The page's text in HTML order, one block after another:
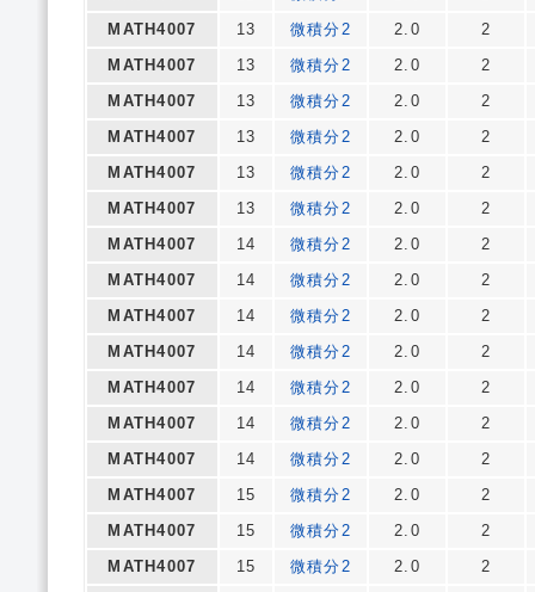
MATH4007
13 微積分2 2.0
2
MATH4007
13 微積分2 2.0
2
MATH4007
13 微積分2 2.0
2
MATH4007
13 微積分2 2.0
2
MATH4007
13 微積分2 2.0
2
MATH4007
13 微積分2 2.0
2
MATH4007
14 微積分2 2.0
2
MATH4007
14 微積分2 2.0
2
MATH4007
14 微積分2 2.0
2
MATH4007
14 微積分2 2.0
2
MATH4007
14 微積分2 2.0
2
MATH4007
14 微積分2 2.0
2
MATH4007
14 微積分2 2.0
2
MATH4007
15 微積分2 2.0
2
MATH4007
15 微積分2 2.0
2
MATH4007
15 微積分2 2.0
2